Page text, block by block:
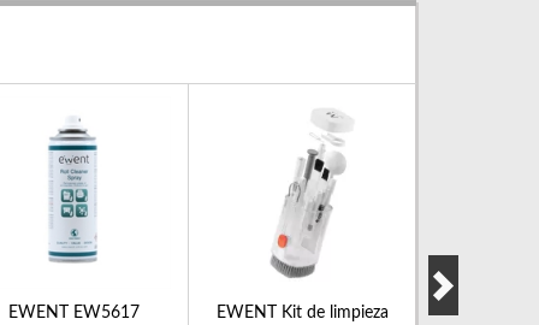
EWENT EW5617
EWENT Kit de limpieza
EWENT